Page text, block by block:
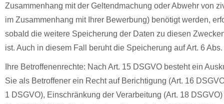
Zusammenhang mit der Geltendmachung oder Abwehr von
im Zusammenhang mit Ihrer Bewerbung) benötigt werden,
sobald die weitere Speicherung der Daten zu diesen
ist. Auch in diesem Fall beruht die Speicherung auf Art. 6
Ihre Betroffenenrechte: Nach Art. 15 DSGVO besteht ein
Sie als Betroffener ein Recht auf Berichtigung (Art. 16
1 DSGVO), Einschränkung der Verarbeitung (Art. 18